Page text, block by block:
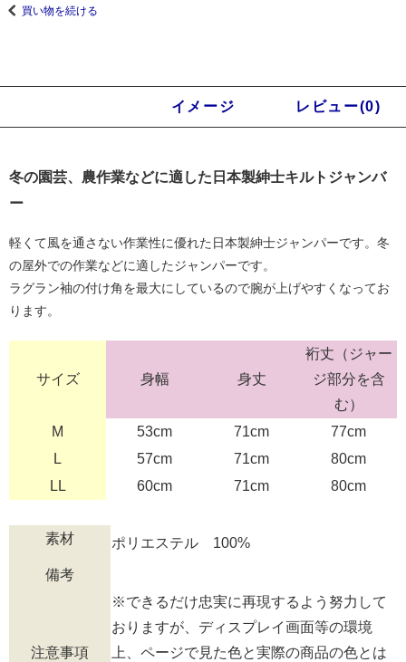
買い物を続ける
イメージ レビュー(0)
冬の園芸、農作業などに適した日本製紳士キルトジャンバ
ー
軽くて風を通さない作業性に優れた日本製紳士ジャンパーです。冬
の屋外での作業などに適したジャンパーです。
ラグラン袖の付け角を最大にしているので腕が上げやすくなってお
ります。
サイズ 身幅 身丈
裄丈（ジャー
ジ部分を含
む）
M
53cm 71cm
77cm
L
57cm 71cm
80cm
LL
60cm 71cm 80cm
素材 ポリエステル 100%
備考
注意事項
※できるだけ忠実に再現するよう努力して
おりますが、ディスプレイ画面等の環境
上、ページで見た色と実際の商品の色とは